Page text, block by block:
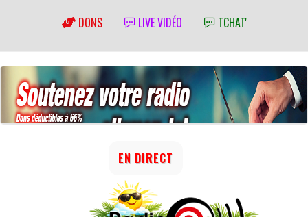
DONS LIVE VIDÉO TCHAT'
EN DIRECT